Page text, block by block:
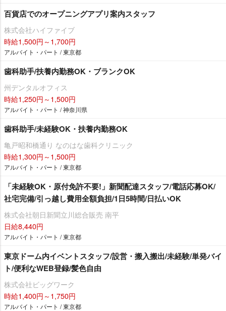
百貨店でのオープニングアプリ案内スタッフ
株式会社ハイファイブ
時給1,500円～1,700円
アルバイト・パート / 東京都
歯科助手/扶養内勤務OK・ブランクOK
州デンタルオフィス
時給1,250円～1,500円
アルバイト・パート / 神奈川県
歯科助手/未経験OK・扶養内勤務OK
亀戸昭和橋通り なのはな歯科クリニック
時給1,300円～1,500円
アルバイト・パート / 東京都
「未経験OK・原付免許不要!」新聞配達スタッフ/電話応募OK/
社宅完備/引っ越し費用全額負担/1日5時間/日払いOK
株式会社朝日新聞立川総合販売 南平
日給8,440円
アルバイト・パート / 東京都
東京ドーム内イベントスタッフ/設営・搬入搬出/未経験/単発バイ
ト/便利なWEB登録/髪色自由
株式会社ビッグワーク
時給1,400円～1,750円
アルバイト・パート / 東京都